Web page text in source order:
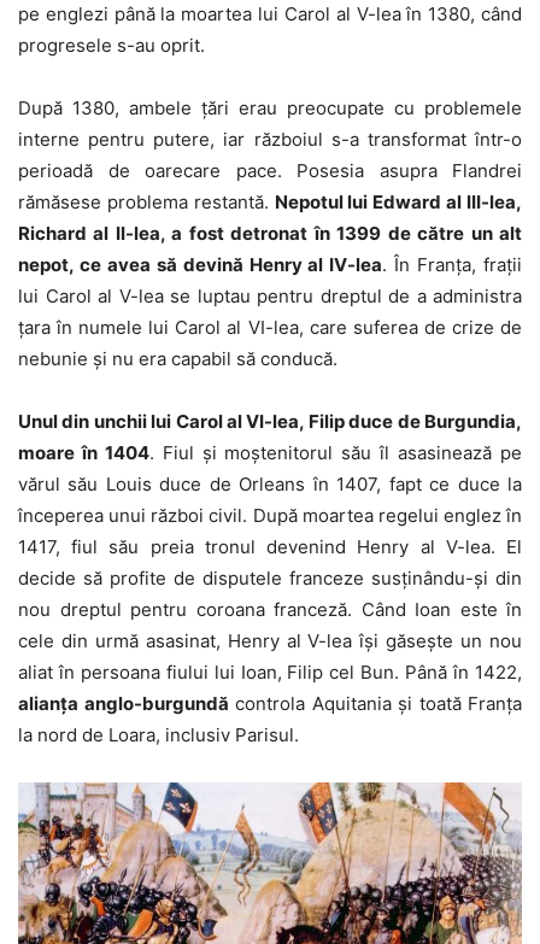
pe englezi până la moartea lui Carol al V-lea în 1380, când
progresele s-au oprit.
După 1380, ambele țări erau preocupate cu problemele
interne pentru putere, iar războiul s-a transformat într-o
perioadă de oarecare pace. Posesia asupra Flandrei
rămăsese problema restantă. Nepotul lui Edward al III-lea,
Richard al II-lea, a fost detronat în 1399 de către un alt
nepot, ce avea să devină Henry al IV-lea. În Franța, frații
lui Carol al V-lea se luptau pentru dreptul de a administra
țara în numele lui Carol al VI-lea, care suferea de crize de
nebunie și nu era capabil să conducă.
Unul din unchii lui Carol al VI-lea, Filip duce de Burgundia,
moare în 1404. Fiul și moștenitorul său îl asasinează pe
vărul său Louis duce de Orleans în 1407, fapt ce duce la
începerea unui război civil. După moartea regelui englez în
1417, fiul său preia tronul devenind Henry al V-lea. El
decide să profite de disputele franceze susținându-și din
nou dreptul pentru coroana franceză. Când Ioan este în
cele din urmă asasinat, Henry al V-lea își găsește un nou
aliat în persoana fiului lui Ioan, Filip cel Bun. Până în 1422,
alianța anglo-burgundă controla Aquitania și toată Franța
la nord de Loara, inclusiv Parisul.